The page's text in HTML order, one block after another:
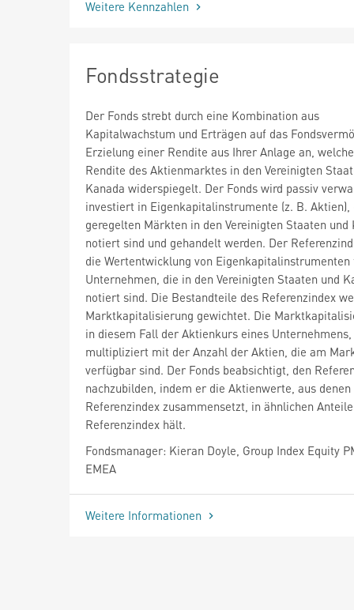
Weitere Kennzahlen
Fondsstrategie
Der Fonds strebt durch eine Kombination aus
Kapitalwachstum und Erträgen auf das
Erzielung einer Rendite aus Ihrer Anlage an,
Rendite des Aktienmarktes in den Vereinigten
Kanada widerspiegelt. Der Fonds wird passiv
investiert in Eigenkapitalinstrumente (z. B. Aktien),
geregelten Märkten in den Vereinigten Staaten und
notiert sind und gehandelt werden. Der
die Wertentwicklung von Eigenkapitalinstrumenten
Unternehmen, die in den Vereinigten Staaten und
notiert sind. Die Bestandteile des Referenzindex
Marktkapitalisierung gewichtet. Die
in diesem Fall der Aktienkurs eines Unternehmens,
multipliziert mit der Anzahl der Aktien, die am
verfügbar sind. Der Fonds beabsichtigt, den
nachzubilden, indem er die Aktienwerte, aus
Referenzindex zusammensetzt, in ähnlichen
Referenzindex hält.
Fondsmanager: Kieran Doyle, Group Index Equity
EMEA
Weitere Informationen